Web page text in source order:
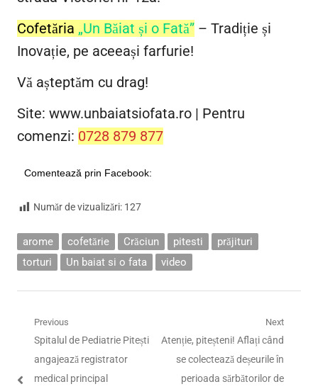
Cofetăria „Un Băiat și o Fată” – Tradiție și
Inovație, pe aceeași farfurie!
Vă așteptăm cu drag!
Site: www.unbaiatsiofata.ro | Pentru
comenzi: 0728 879 877
Comentează prin Facebook:
Număr de vizualizări: 127
arome cofetărie Crăciun pitesti
prăjituri
torturi
Un baiat si o fata video
Navigare
articole
Previous
Previous
post:
Spitalul de Pediatrie Pitești
angajează registrator
medical principal
Next
Next
post:
Atenție, piteșteni! Aflați când
se colectează deșeurile în
perioada sărbătorilor de